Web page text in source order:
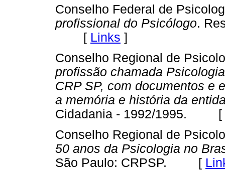
Conselho Federal de
profissional do Psicólogo.
[ Links ]
Conselho Regional de
profissão chamada
CRP SP, com documentos e
a memória e história da
Cidadania - 1992/1995. [
Conselho Regional de
50 anos da Psicologia no
São Paulo: CRPSP. [